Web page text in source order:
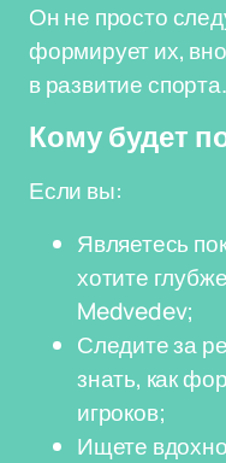
Он не просто
формирует их,
в развитие спорта.
Кому будет
Если вы:
Являетесь
хотите
Medvedev;
Следите за
знать, как
игроков;
Ищете